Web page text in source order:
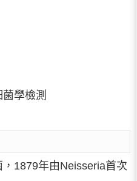
學檢測
1879年由Neisseria首次